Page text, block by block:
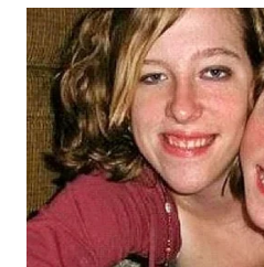
SULSEL
WN
GORONTALO
WN
SULUT
WN
MALUKU